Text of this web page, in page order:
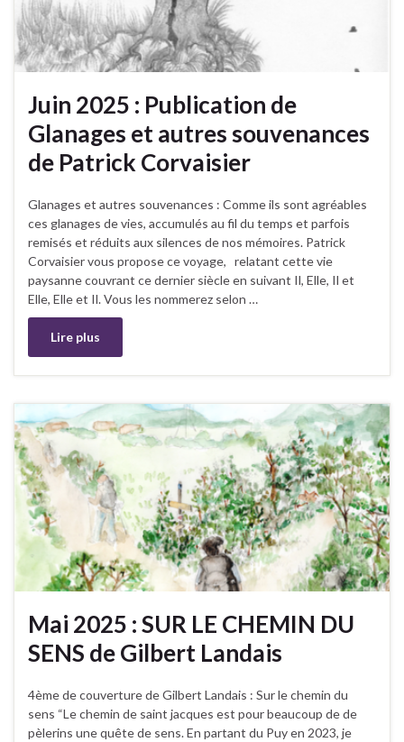
Juin 2025 : Publication de
Glanages et autres souvenances
de Patrick Corvaisier
Glanages et autres souvenances : Comme ils sont agréables
ces glanages de vies, accumulés au fil du temps et parfois
remisés et réduits aux silences de nos mémoires. Patrick
Corvaisier vous propose ce voyage, relatant cette vie
paysanne couvrant ce dernier siècle en suivant Il, Elle, Il et
Elle, Elle et Il. Vous les nommerez selon …
Lire plus
Mai 2025 : SUR LE CHEMIN DU
SENS de Gilbert Landais
4ème de couverture de Gilbert Landais : Sur le chemin du
sens “Le chemin de saint jacques est pour beaucoup de de
pèlerins une quête de sens. En partant du Puy en 2023, je